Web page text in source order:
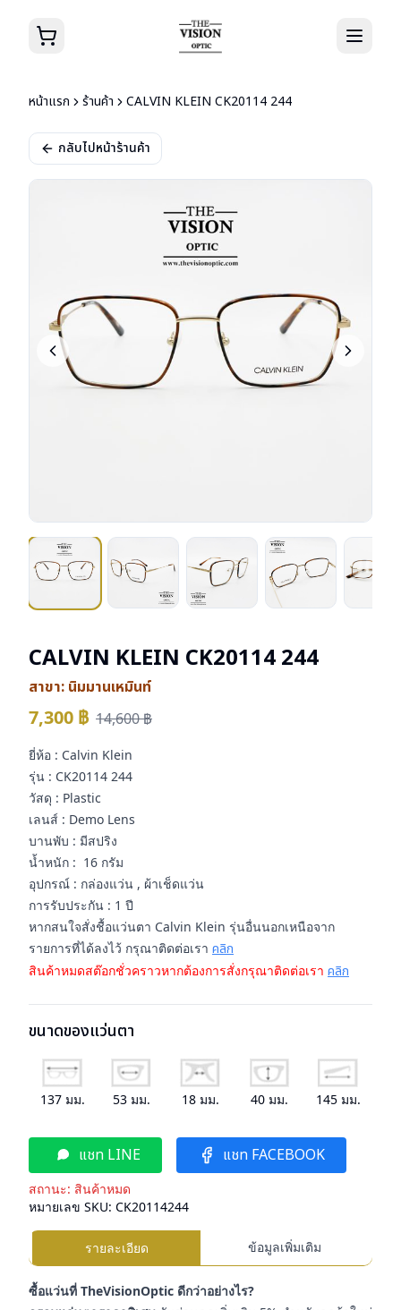
หน้าแรก ร้านค้า CALVIN KLEIN CK20114 244
กลับไปหน้าร้านค้า
CALVIN KLEIN CK20114 244
สาขา: นิมมานเหมินท์
7,300 ฿ 14,600฿
ยี่ห้อ : Calvin Klein
รุ่น : CK20114 244
วัสดุ : Plastic
เลนส์ : Demo Lens
บานพับ : มีสปริง
น้ำหนัก : 16 กรัม
อุปกรณ์ : กล่องแว่น , ผ้าเช็ดแว่น
การรับประกัน : 1 ปี
หากสนใจสั่งชื้อแว่นตา Calvin Klein รุ่นอื่นนอกเหนือจาก
รายการที่ได้ลงไว้ กรุณาติดต่อเรา คลิก
สินค้าหมดสต๊อกชั่วคราวหากต้องการสั่งกรุณาติดต่อเรา คลิก
ขนาดของแว่นตา
137 มม. 53 มม. 18มม. 40มม. 145มม.
แชท LINE แชท FACEBOOK
สถานะ: สินค้าหมด
หมายเลข SKU: CK20114244
รายละเอียด ข้อมูลเพิ่มเติม
ซื้อแว่นที่ TheVisionOptic ดีกว่าอย่างไร?